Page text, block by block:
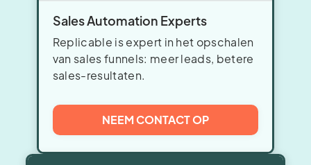
Sales Automation Experts
Replicable is expert in het opschalen
van sales funnels: meer leads, betere
sales-resultaten.
NEEM CONTACT OP